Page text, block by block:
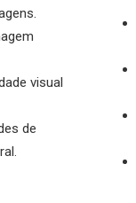
visual
de